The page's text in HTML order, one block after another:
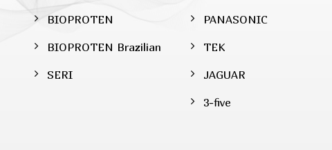
BIOPROTEN
BIOPROTEN Brazilian
SERI
PANASONIC
TEK
JAGUAR
3-five